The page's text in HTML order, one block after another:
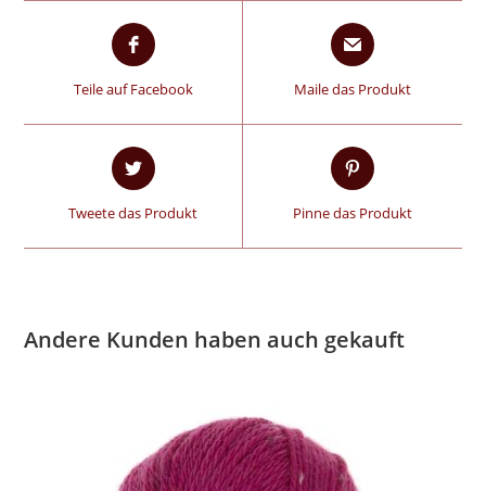
Teile auf Facebook Maile das Produkt
Tweete das Produkt Pinne das Produkt
Andere Kunden haben auch gekauft